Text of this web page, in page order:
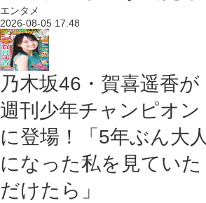
エンタメ
2026-08-05 17:48
乃木坂46・賀喜遥香が
週刊少年チャンピオン
に登場！「5年ぶん大人
になった私を見ていた
だけたら」